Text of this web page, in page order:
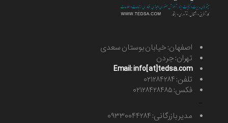
اصفهان: خیابان بوستان سعدی
تهران: جردن
Email: info[at]tedsa.com
تلفن: ۰۲۱۲۸۴۲۸۴
فکس: ۰۲۱۲۸۴۲۸۴۸۵
مدیر بازرگانی: ۰۹۳۳۰۰۴۴۲۸۴